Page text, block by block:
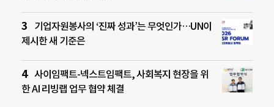
기업자원봉사의 ‘진짜 성과’는 무엇인가…UN이
제시한 새 기준은
사이임팩트-넥스트임팩트, 사회복지 현장을 위
한 AI 리빙랩 업무 협약 체결